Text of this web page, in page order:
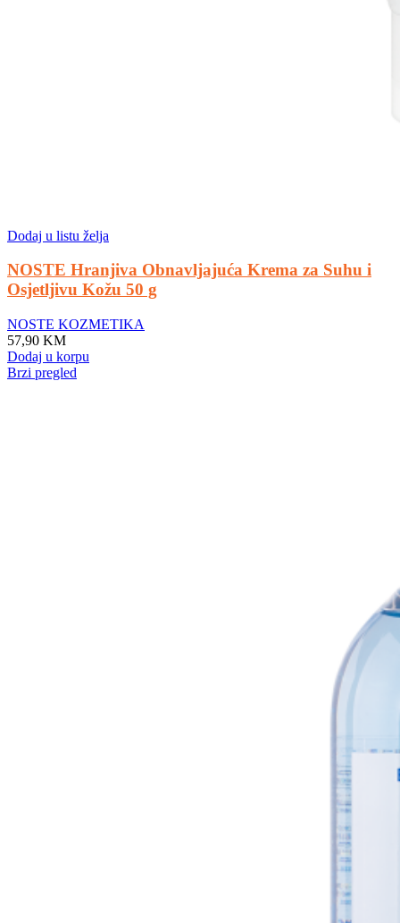
Dodaj u listu želja
NOSTE Hranjiva Obnavljajuća Krema za Suhu i
Osjetljivu Kožu 50 g
NOSTE KOZMETIKA
57,90 KM
Dodaj u korpu
Brzi pregled